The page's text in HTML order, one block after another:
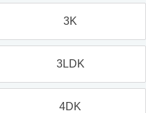
3K
3LDK
4DK